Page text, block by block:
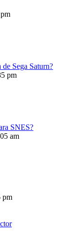
Sega Saturn?
pm
SNES?
am
pm